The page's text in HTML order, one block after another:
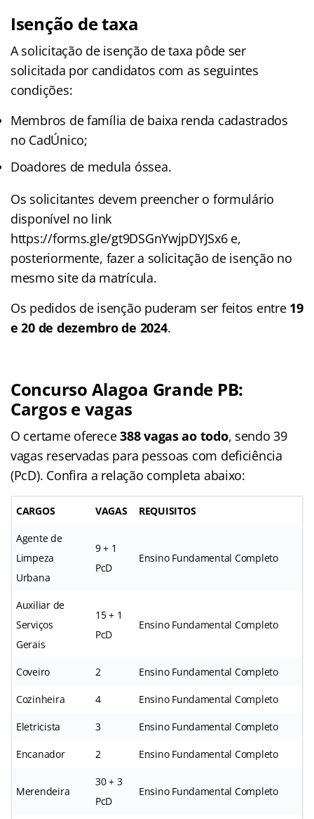
Isenção de taxa
A solicitação de isenção de taxa pôde ser
solicitada por candidatos com as seguintes
condições:
Membros de família de baixa renda cadastrados
no CadÚnico;
Doadores de medula óssea.
Os solicitantes devem preencher o formulário
disponível no link
https://forms.gle/gt9DSGnYwjpDYJSx6 e,
posteriormente, fazer a solicitação de isenção no
mesmo site da matrícula.
Os pedidos de isenção puderam ser feitos entre 19
e 20 de dezembro de 2024.
Concurso Alagoa Grande PB:
Cargos e vagas
O certame oferece388 vagas ao todo, sendo 39
vagas reservadas para pessoas com deficiência
(PcD). Confira a relação completa abaixo:
CARGOS VAGAS REQUISITOS
Agente de
Limpeza
Urbana
9 + 1
PcD
Ensino Fundamental Completo
Auxiliar de
Serviços
Gerais
15 + 1
PcD
Ensino Fundamental Completo
Coveiro 2 Ensino Fundamental Completo
Cozinheira 4 Ensino Fundamental Completo
Eletricista 3 Ensino Fundamental Completo
Encanador 2 Ensino Fundamental Completo
Merendeira
30 + 3
PcD
Ensino Fundamental Completo